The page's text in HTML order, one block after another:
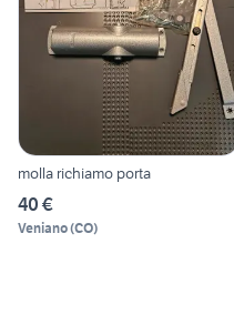
molla richiamo porta
40 €
Veniano(CO)